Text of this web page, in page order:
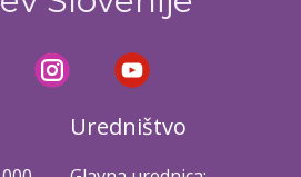
Uredništvo